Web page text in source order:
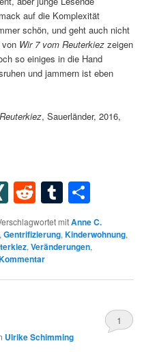
auf die Komplexität
schön, und geht auch nicht
Wir 7 vom Reuterkiez zeigen
so einiges in die Hand
und jammern ist eben
, Sauerländer, 2016,
XINGRedditTumblr
mitAnne C.
,Gentrifizierung,Kinderwohnung,
,Veränderungen,
Ulrike Schimming
1